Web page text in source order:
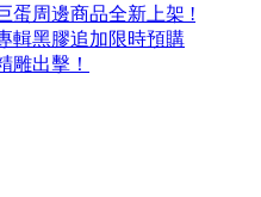
蛋周邊商品全新上架 !
輯黑膠追加限時預購
雕出擊！